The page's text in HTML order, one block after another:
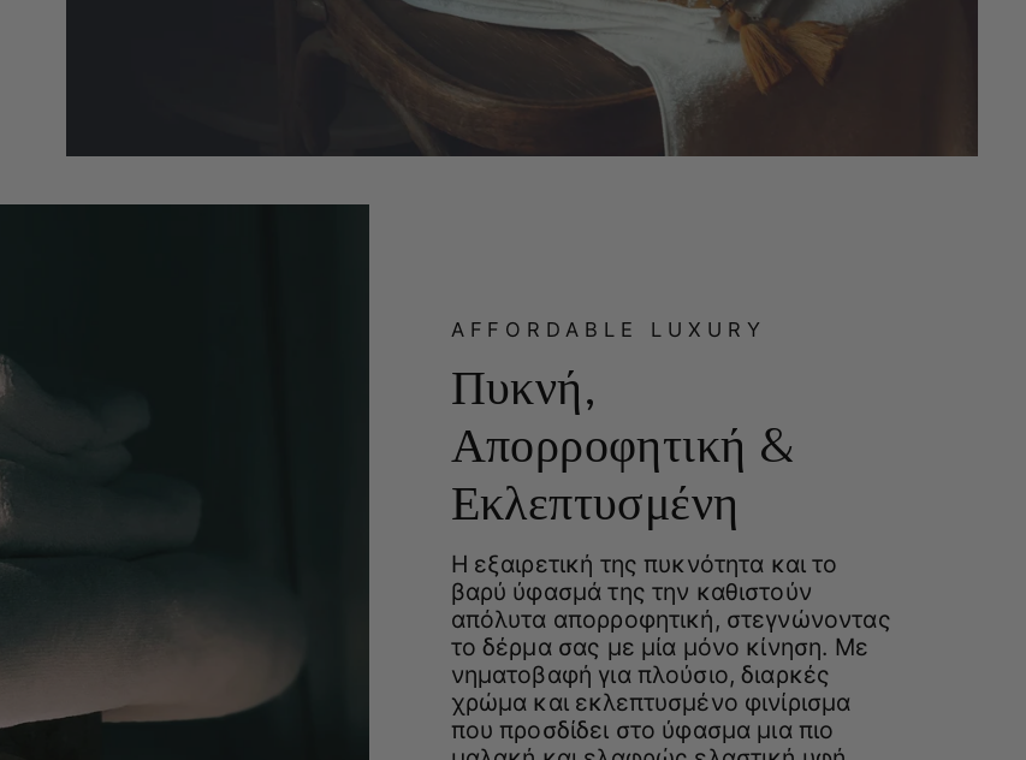
AFFORDABLE LUXURY
Πυκνή,
Απορροφητική &
Εκλεπτυσμένη
Η εξαιρετική της πυκνότητα και το
βαρύ ύφασμά της την καθιστούν
απόλυτα απορροφητική, στεγνώνοντας
το δέρμα σας με μία μόνο κίνηση. Με
νηματοβαφή για πλούσιο, διαρκές
χρώμα και εκλεπτυσμένο φινίρισμα
που προσδίδει στο ύφασμα μια πιο